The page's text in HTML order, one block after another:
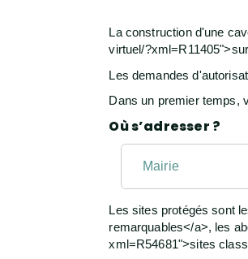
La construction d'une
virtuel/
Les demandes
Dans un premier temps,
Où s’adresser ?
Mairie
Les sites protégés sont
remarquables</a>, les
xml=R54681">sites